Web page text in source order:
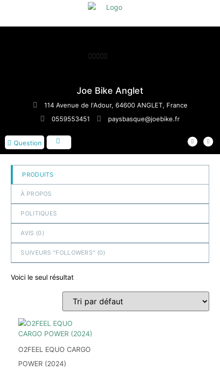
5
Joe Bike Anglet
114 Avenue de l'Adour, 64600 ANGLET, France
0559553451
paysbasque@joebike.fr
Question
PRODUITS
À PROPOS
POLITIQUES
AVIS (0 )
SUIVEURS "FOLLOWERS" (0)
Voici le seul résultat
O2FEEL EQUO CARGO
POWER (2024)